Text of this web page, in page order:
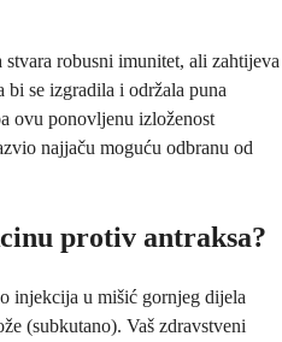
robusni imunitet, ali zahtijeva
bi se izgradila i održala puna
ovu ponovljenu izloženost
najjaču moguću odbranu od
protiv antraksa?
injekcija u mišić gornjeg dijela
(subkutano). Vaš zdravstveni